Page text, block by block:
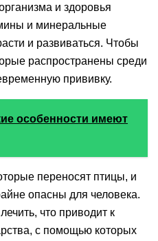
и здоровья
и минеральные
и развиваться. Чтобы
распространены среди
прививку.
особенности имеют
переносят птицы, и
опасны для человека.
что приводит к
с помощью которых